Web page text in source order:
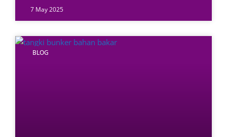
7 May 2025
BLOG